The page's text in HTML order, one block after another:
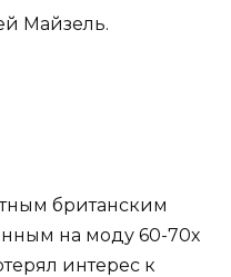
Майзель.
британским
на моду 60-70х
интерес к